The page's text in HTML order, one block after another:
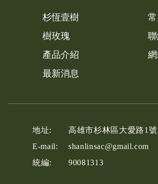
杉恆壹樹
樹玫瑰
產品介紹
最新消息
地址: 高雄市杉林區大愛路1號
E-mail:
shanlinsac@gmail.com
統編:
90081313